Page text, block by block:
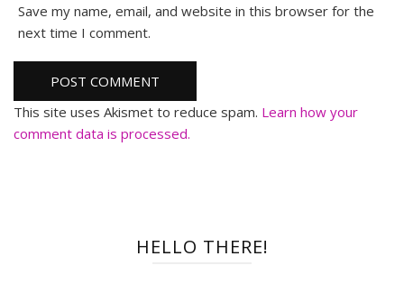
Save my name, email, and website in this browser for the
next time I comment.
This site uses Akismet to reduce spam. Learn how your
comment data is processed.
HELLO THERE!